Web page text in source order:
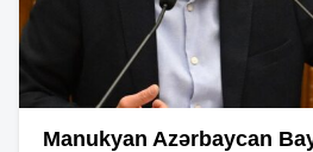
Manukyan Azərbaycan